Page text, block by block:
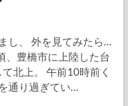
し、 外を見てみたら…
、豊橋市に上陸した台
北上。 午前10時前く
通り過ぎてい…